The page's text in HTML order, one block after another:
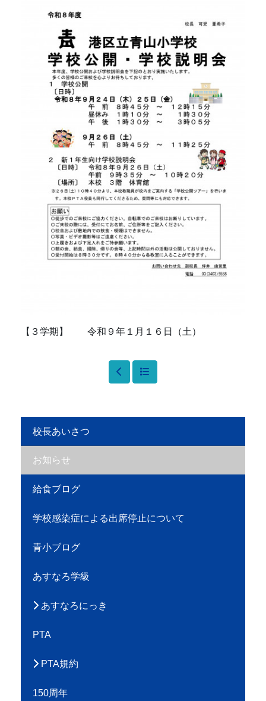
校長あいさつ
お知らせ
給食ブログ
学校感染症による出席停止について
青小ブログ
あすなろ学級
あすなろにっき
PTA
PTA規約
150周年
【３学期】 令和９年１月１６日（土）